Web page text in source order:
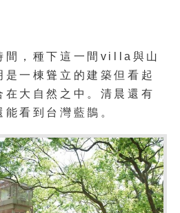
間，種下這一間villa與山
一棟聳立的建築但看起
在大自然之中。清晨還有
看到台灣藍鵲。